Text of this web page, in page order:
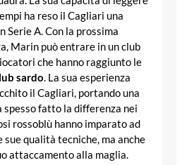
ha reso il Cagliari una
Serie A. Con la prossima
Marin può entrare in un club
che hanno raggiunto le
sardo. La sua esperienza
il Cagliari, portando una
spesso fatto la differenza nei
rossoblù hanno imparato ad
sue qualità tecniche, ma anche
attaccamento alla maglia.